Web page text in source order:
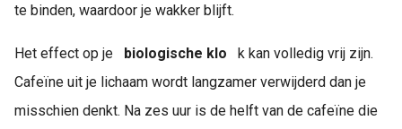
te binden, waardoor je wakker blijft.
Het effect op je biologische klo k kan volledig vrij zijn.
Cafeïne uit je lichaam wordt langzamer verwijderd dan je
misschien denkt. Na zes uur is de helft van de cafeïne die